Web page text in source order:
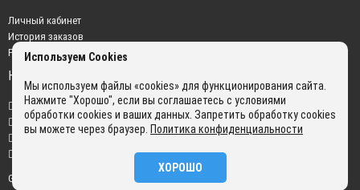
Личный кабинет
История заказов
Рассылка новостей
НАШИ КОНТАКТЫ
+7 (499) 350-22-51
sales@gokyo.ru
пн. - пт. : с 10:00 до 18:00 сб. c 10:00 до 14:00 воскресенье : выходной.
г. Москва, Россия, Улица Сущёвский Вал, 5 с20
GOKYO © 2026
Используем Cookies
Мы используем файлы «cookies» для функционирования сайта.
Нажмите "Хорошо", если вы соглашаетесь с условиями
обработки cookies и ваших данных. Запретить обработку cookies
вы можете через браузер. Политика конфиденциальности
ХОРОШО